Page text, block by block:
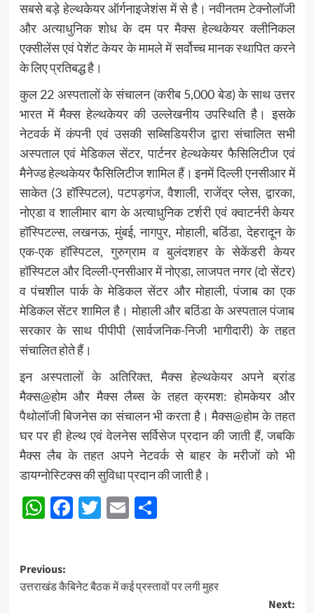
सबसे बड़े हेल्थकेयर ऑर्गनाइजेशंस में से है। नवीनतम टेक्नोलॉजी
और अत्याधुनिक शोध के दम पर मैक्स हेल्थकेयर क्लीनिकल
एक्सीलेंस एवं पेशेंट केयर के मामले में सर्वोच्च मानक स्थापित करने
के लिए प्रतिबद्ध है।
कुल 22 अस्पतालों के संचालन (करीब 5,000 बेड) के साथ उत्तर
भारत में मैक्स हेल्थकेयर की उल्लेखनीय उपस्थिति है। इसके
नेटवर्क में कंपनी एवं उसकी सब्सिडियरीज द्वारा संचालित सभी
अस्पताल एवं मेडिकल सेंटर, पार्टनर हेल्थकेयर फैसिलिटीज एवं
मैनेज्ड हेल्थकेयर फैसिलिटीज शामिल हैं। इनमें दिल्ली एनसीआर में
साकेत (3 हॉस्पिटल), पटपड़गंज, वैशाली, राजेंद्र प्लेस, द्वारका,
नोएडा व शालीमार बाग के अत्याधुनिक टर्शरी एवं क्वाटर्नरी केयर
हॉस्पिटल्स, लखनऊ, मुंबई, नागपुर, मोहाली, बठिंडा, देहरादून के
एक-एक हॉस्पिटल, गुरुग्राम व बुलंदशहर के सेकेंडरी केयर
हॉस्पिटल और दिल्ली-एनसीआर में नोएडा, लाजपत नगर (दो सेंटर)
व पंचशील पार्क के मेडिकल सेंटर और मोहाली, पंजाब का एक
मेडिकल सेंटर शामिल है। मोहाली और बठिंडा के अस्पताल पंजाब
सरकार के साथ पीपीपी (सार्वजनिक-निजी भागीदारी) के तहत
संचालित होते हैं।
इन अस्पतालों के अतिरिक्त, मैक्स हेल्थकेयर अपने ब्रांड
मैक्स@होम और मैक्स लैब्स के तहत क्रमश: होमकेयर और
पैथोलॉजी बिजनेस का संचालन भी करता है। मैक्स@होम के तहत
घर पर ही हेल्थ एवं वेलनेस सर्विसेज प्रदान की जाती हैं, जबकि
मैक्स लैब के तहत अपने नेटवर्क से बाहर के मरीजों को भी
डायग्नोस्टिक्स की सुविधा प्रदान की जाती है।
WhatsApp
Facebook
Twitter
EmailShare
Post
navigation
Previous:
उत्तराखंड कैबिनेट बैठक में कई प्रस्तावों पर लगी मुहर
Next: